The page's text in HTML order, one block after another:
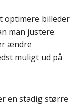
optimere billeder
man justere
ændre
muligt ud på
en stadig større